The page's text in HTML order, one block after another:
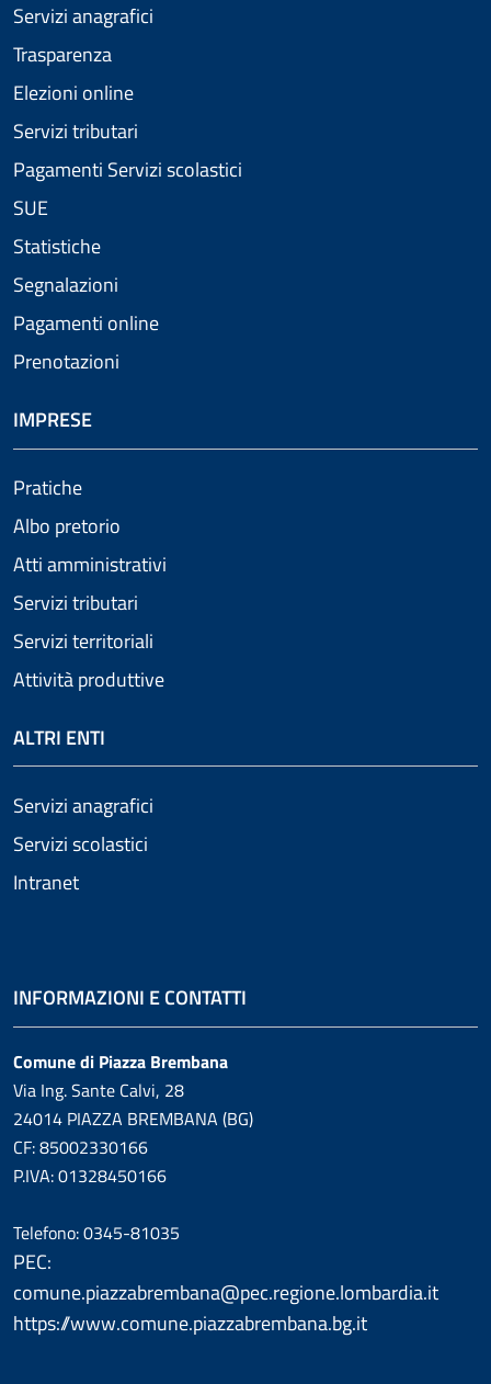
Servizi anagrafici
Trasparenza
Elezioni online
Servizi tributari
Pagamenti Servizi scolastici
SUE
Statistiche
Segnalazioni
Pagamenti online
Prenotazioni
IMPRESE
Pratiche
Albo pretorio
Atti amministrativi
Servizi tributari
Servizi territoriali
Attività produttive
ALTRI ENTI
Servizi anagrafici
Servizi scolastici
Intranet
INFORMAZIONI E CONTATTI
Comune di Piazza Brembana
Via Ing. Sante Calvi, 28
24014 PIAZZA BREMBANA (BG)
CF: 85002330166
P.IVA: 01328450166
Telefono: 0345-81035
PEC:
comune.piazzabrembana@pec.regione.lombardia.it
https://www.comune.piazzabrembana.bg.it